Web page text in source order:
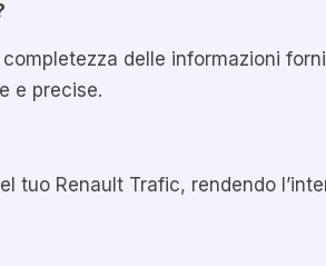
delle informazioni
e precise.
Renault Trafic, rendendo